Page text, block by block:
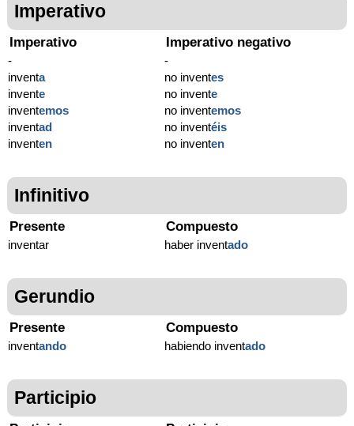
Imperativo
Imperativo
-
inventa
invente
inventemos
inventad
inventen
Imperativo negativo
-
no inventes
no invente
no inventemos
no inventéis
no inventen
Infinitivo
Presente
inventar
Compuesto
haber inventado
Gerundio
Presente
inventando
Compuesto
habiendo inventado
Participio